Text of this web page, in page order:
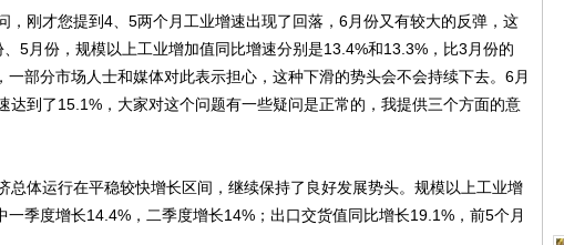
，刚才您提到4、5两个月工业增速出现了回落，6月份又有较大的反弹，这
5月份，规模以上工业增加值同比增速分别是13.4%和13.3%，比3月份的
一部分市场人士和媒体对此表示担心，这种下滑的势头会不会持续下去。6月
达到了15.1%，大家对这个问题有一些疑问是正常的，我提供三个方面的意
体运行在平稳较快增长区间，继续保持了良好发展势头。规模以上工业增
一季度增长14.4%，二季度增长14%；出口交货值同比增长19.1%，前5个月